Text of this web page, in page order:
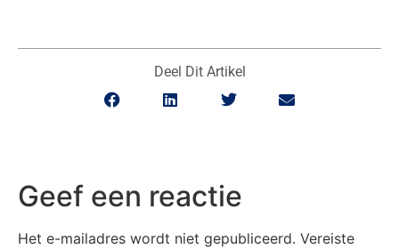
Deel Dit Artikel
Geef een reactie
Het e-mailadres wordt niet gepubliceerd. Vereiste